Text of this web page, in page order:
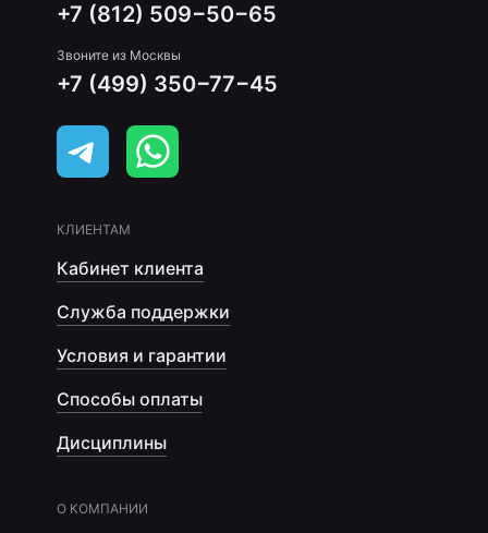
+7 (812) 509−50−65
Звоните из Москвы
+7 (499) 350−77−45
КЛИЕНТАМ
Кабинет клиента
Служба поддержки
Условия и гарантии
Способы оплаты
Дисциплины
О КОМПАНИИ